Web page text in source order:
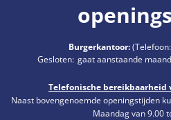
Burgerkantoor:(Telefoon:
Klik om extra openings- of
Gesloten: gaat aanstaande
Telefonische bereikbaarheid
Naast bovengenoemde openingstijden
Maandag van 9.00